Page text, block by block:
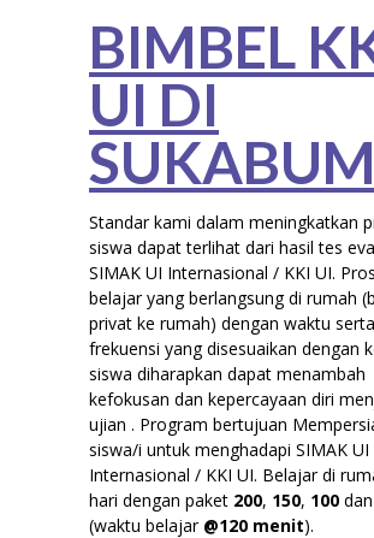
BIMBEL
UI DI
Standar kami dalam meningkatkan
siswa dapat terlihat dari hasil tes
SIMAK UI Internasional / KKI UI.
belajar yang berlangsung di rumah
privat ke rumah) dengan waktu serta
frekuensi yang disesuaikan dengan
siswa diharapkan dapat menambah
kefokusan dan kepercayaan diri
ujian . Program bertujuan
siswa/i untuk menghadapi SIMAK UI
Internasional / KKI UI. Belajar di
hari dengan paket 200, 150, 100 dan
(waktu belajar @120 menit).